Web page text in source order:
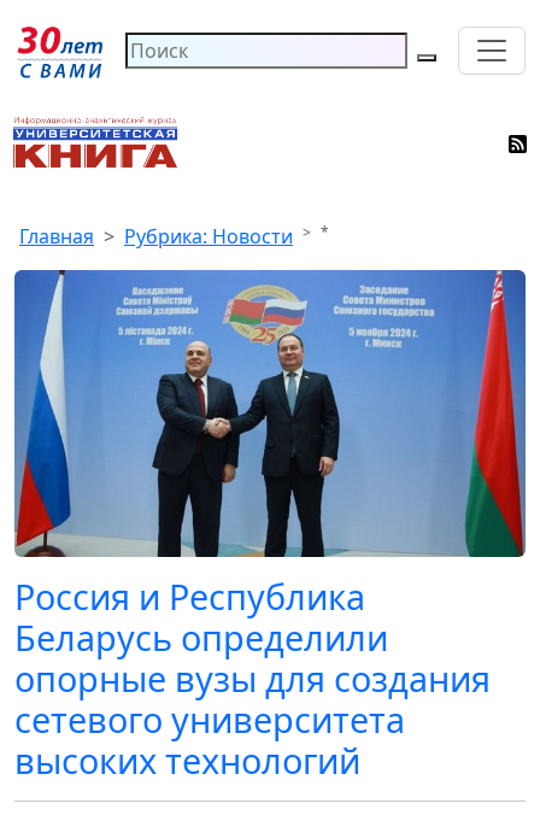
Главная Рубрика: Новости *
Россия и Республика
Беларусь определили
опорные вузы для создания
сетевого университета
высоких технологий